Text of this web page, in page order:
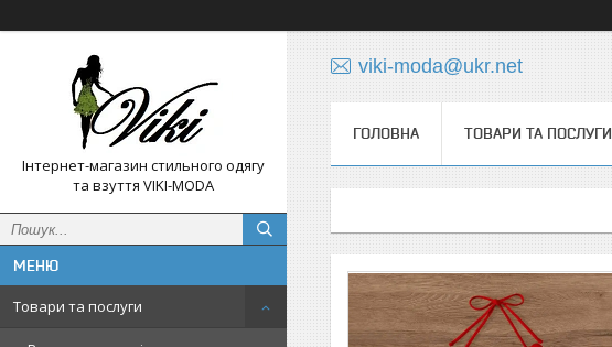
Інтернет-магазин стильного одягу
та взуття VIKI-MODA
Товари та послуги
viki-moda@ukr.net
ГОЛОВНА ТОВАРИ ТА ПОСЛУГИ